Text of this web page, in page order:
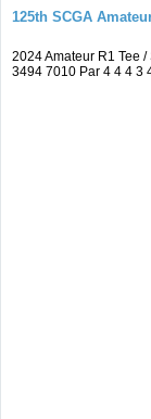
125th SCGA
2024 Amateur R1 Tee
3494 7010 Par 4 4 4 3